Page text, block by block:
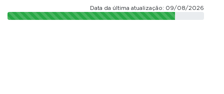
Data da última atualização: 09/08/2026